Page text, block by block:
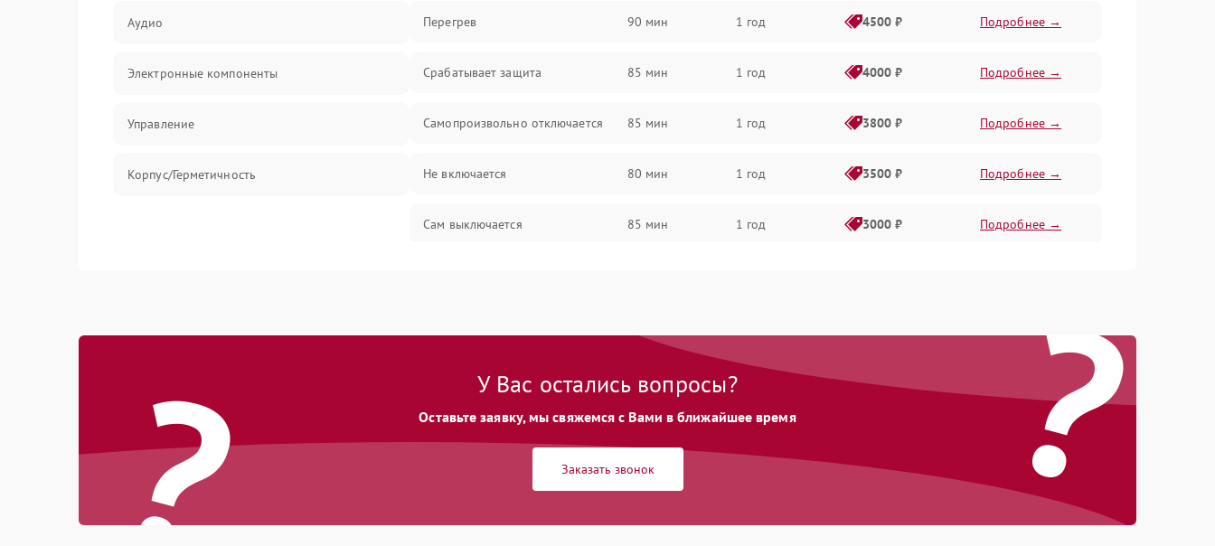
Аудио
Электронные компоненты
Управление
Корпус/Герметичность
Перегрев 90 мин 1 год 4500 ₽ Подробнее →
Срабатывает защита 85 мин 1 год 4000 ₽ Подробнее →
Самопроизвольно отключается 85 мин 1 год 3800 ₽ Подробнее →
Не включается 80 мин 1 год 3500 ₽ Подробнее →
Сам выключается 85 мин 1 год 3000 ₽ Подробнее →
Ошибка платы питания 1 год
? ?
У Вас остались вопросы?
Оставьте заявку, мы свяжемся с Вами в ближайшее время
Заказать звонок